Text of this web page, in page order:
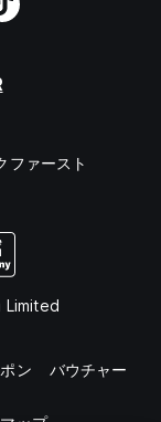
ファースト
ン バウチャー